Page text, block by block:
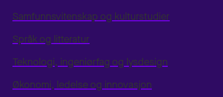
Samfunnsvitenskap og kulturstudier
Språk og litteratur
Teknologi, ingeniørfag og lysdesign
Økonomi, ledelse og innovasjon